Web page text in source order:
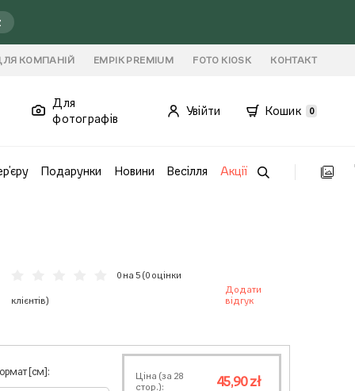
КОМПАНІЙ EMPIK PREMIUM FOTO KIOSK КОНТАКТ
Для
фотографів
Увійти Кошик 0
Подарунки Новини Весілля Акції
0 на 5 (0 оцінки
клієнтів)
Додати
відгук
[см]: Ціна (за 28
стор.):
45,90 zł